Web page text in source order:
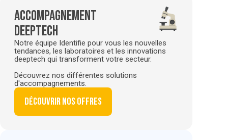
Accompagnement
deeptech
Notre équipe Identifie pour vous les nouvelles
tendances, les laboratoires et les innovations
deeptech qui transforment votre secteur.
Découvrez nos différentes solutions
d'accompagnements.
Découvrir nos offres